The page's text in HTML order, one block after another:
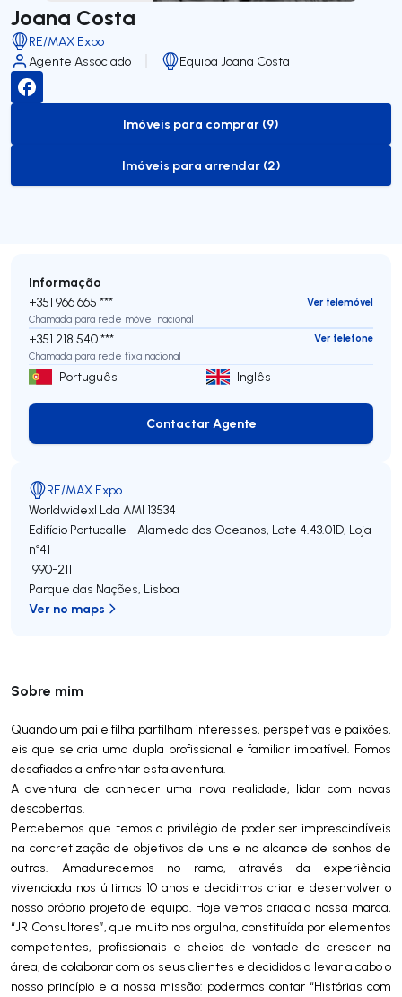
Joana Costa
RE/MAX Expo
Agente Associado
Equipa Joana Costa
to-buy-listing
Imóveis para comprar (9)
to-rent-listing
Imóveis para arrendar (2)
Sobre mim
Quando um pai e filha partilham interesses, perspetivas e paixões,
eis que se cria uma dupla profissional e familiar imbatível. Fomos
desafiados a enfrentar esta aventura.
A aventura de conhecer uma nova realidade, lidar com novas
descobertas.
Percebemos que temos o privilégio de poder ser imprescindíveis
na concretização de objetivos de uns e no alcance de sonhos de
outros. Amadurecemos no ramo, através da experiência
vivenciada nos últimos 10 anos e decidimos criar e desenvolver o
nosso próprio projeto de equipa. Hoje vemos criada a nossa marca,
“JR Consultores”, que muito nos orgulha, constituída por elementos
competentes, profissionais e cheios de vontade de crescer na
área, de colaborar com os seus clientes e decididos a levar a cabo o
nosso princípio e a nossa missão: podermos contar “Histórias com
Informação
+351 966 665 ***
Ver telemóvel
Chamada para rede móvel nacional
+351 218 540 ***
Ver telefone
Chamada para rede fixa nacional
Português Inglês
Contactar Agente
Contactar Agente
RE/MAX Expo
Worldwidexl Lda AMI 13534
Edifício Portucalle - Alameda dos Oceanos, Lote 4.43.01D, Loja
nº41
1990-211
Parque das Nações, Lisboa
Ver no maps